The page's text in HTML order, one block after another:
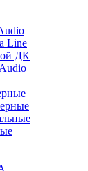
Line
ДК